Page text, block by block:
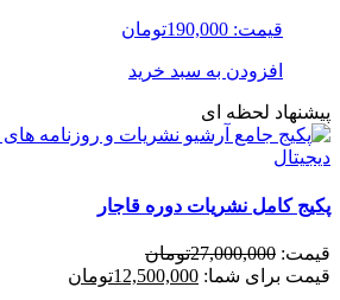
قیمت: 190,000تومان
افزودن به سبد خرید
پیشنهاد لحظه ای
پکیج کامل نشریات دوره قاجار
قیمت: 27,000,000تومان
قیمت برای شما: 12,500,000تومان